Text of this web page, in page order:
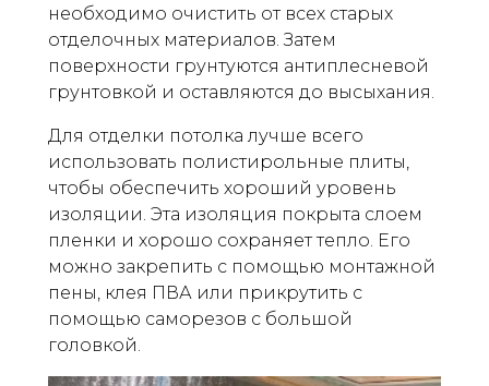
необходимо очистить от всех старых
отделочных материалов. Затем
поверхности грунтуются антиплесневой
грунтовкой и оставляются до высыхания.
Для отделки потолка лучше всего
использовать полистирольные плиты,
чтобы обеспечить хороший уровень
изоляции. Эта изоляция покрыта слоем
пленки и хорошо сохраняет тепло. Его
можно закрепить с помощью монтажной
пены, клея ПВА или прикрутить с
помощью саморезов с большой
головкой.